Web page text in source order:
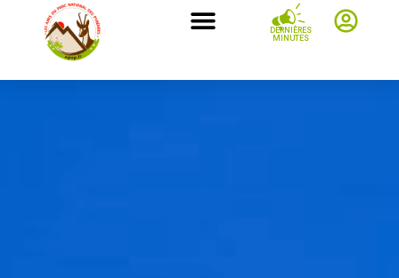
DERNIÈRES
MINUTES